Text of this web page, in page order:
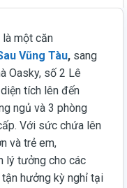
là một căn
Vũng Tàu, sang
Oasky, số 2 Lê
tích lên đến
ngủ và 3 phòng
Với sức chứa lên
và trẻ em,
lý tưởng cho các
hưởng kỳ nghỉ tại